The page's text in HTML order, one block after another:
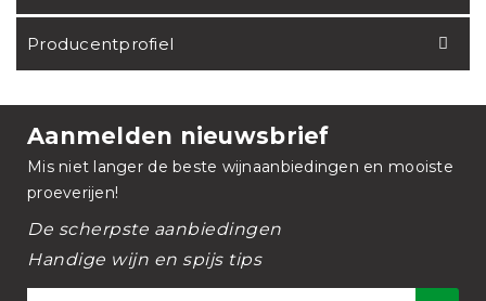
Producentprofiel
Aanmelden nieuwsbrief
Mis niet langer de beste wijnaanbiedingen en mooiste
proeverijen!
De scherpste aanbiedingen
Handige wijn en spijs tips